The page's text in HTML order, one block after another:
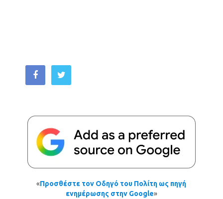
«Προσθέστε τον Οδηγό του Πολίτη ως πηγή
ενημέρωσης στην Google»